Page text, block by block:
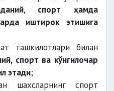
спорт ҳамда
иштирок этишига
ташкилотлари билан
спорт ва кўнгилочар
этади;
шахсларнинг спорт